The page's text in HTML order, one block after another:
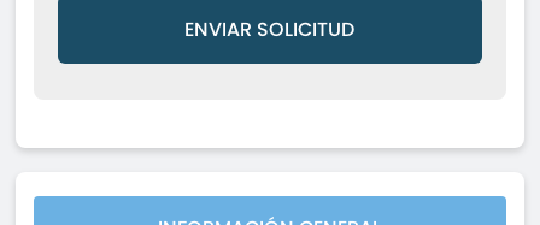
ENVIAR SOLICITUD